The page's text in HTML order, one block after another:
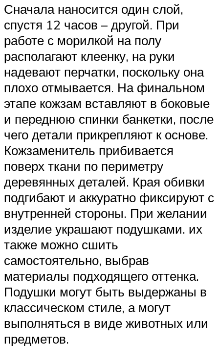
Сначала наносится один слой,
спустя 12 часов – другой. При
работе с морилкой на полу
располагают клеенку, на руки
надевают перчатки, поскольку она
плохо отмывается. На финальном
этапе кожзам вставляют в боковые
и переднюю спинки банкетки, после
чего детали прикрепляют к основе.
Кожзаменитель прибивается
поверх ткани по периметру
деревянных деталей. Края обивки
подгибают и аккуратно фиксируют с
внутренней стороны. При желании
изделие украшают подушками. их
также можно сшить
самостоятельно, выбрав
материалы подходящего оттенка.
Подушки могут быть выдержаны в
классическом стиле, а могут
выполняться в виде животных или
предметов.